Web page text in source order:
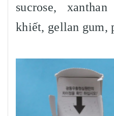
sucrose,
khiết, gellan gum,